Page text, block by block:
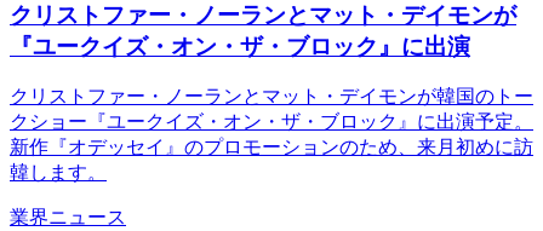
クリストファー・ノーランとマット・デイモンが
『ユークイズ・オン・ザ・ブロック』に出演
クリストファー・ノーランとマット・デイモンが韓国のトー
クショー『ユークイズ・オン・ザ・ブロック』に出演予定。
新作『オデッセイ』のプロモーションのため、来月初めに訪
韓します。
業界ニュース